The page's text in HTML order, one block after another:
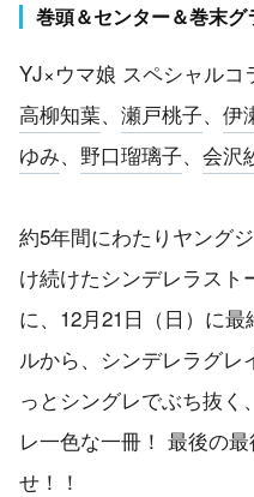
巻頭＆センター＆巻末グ
YJ×ウマ娘 スペシャルコ
高柳知葉、 瀬戸桃子、 伊
ゆみ、 野口瑠璃子、 会沢
約5年間にわたりヤング
け続けたシンデレラスト
に、12月21日（日）に
ルから、シンデレラグ
っとシングレでぶち抜
レ一色な一冊！ 最後の
せ！！